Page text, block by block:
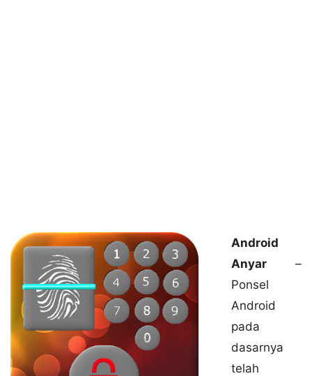
Android
Anyar –
Ponsel
Android
pada
dasarnya
telah